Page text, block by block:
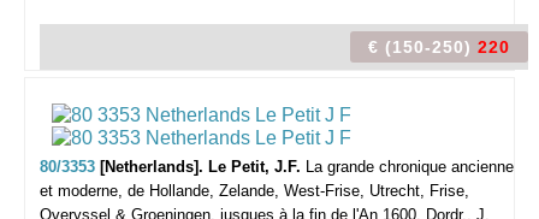
€ (150-250) 220
80/3353 [Netherlands]. Le Petit, J.F. La grande chronique ancienne
et moderne, de Hollande, Zelande, West-Frise, Utrecht, Frise,
Overyssel & Groeningen, jusques à la fin de l'An 1600. Dordr., J.